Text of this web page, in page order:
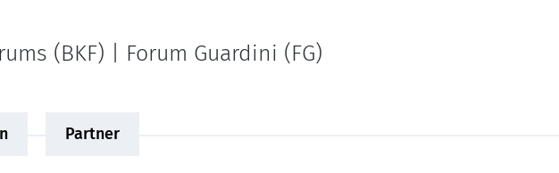
(BKF) | Forum Guardini (FG)
Partner